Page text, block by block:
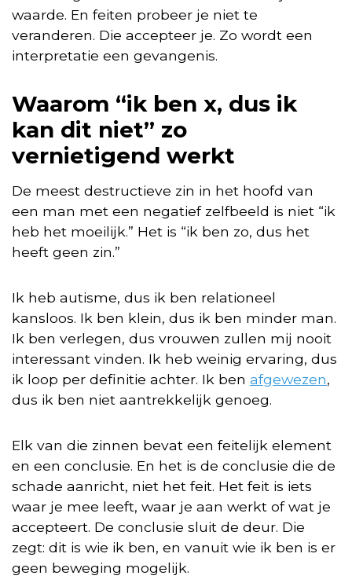
waarde. En feiten probeer je niet te
veranderen. Die accepteer je. Zo wordt een
interpretatie een gevangenis.
Waarom “ik ben x, dus ik
kan dit niet” zo
vernietigend werkt
De meest destructieve zin in het hoofd van
een man met een negatief zelfbeeld is niet “ik
heb het moeilijk.” Het is “ik ben zo, dus het
heeft geen zin.”
Ik heb autisme, dus ik ben relationeel
kansloos. Ik ben klein, dus ik ben minder man.
Ik ben verlegen, dus vrouwen zullen mij nooit
interessant vinden. Ik heb weinig ervaring, dus
ik loop per definitie achter. Ik ben afgewezen,
dus ik ben niet aantrekkelijk genoeg.
Elk van die zinnen bevat een feitelijk element
en een conclusie. En het is de conclusie die de
schade aanricht, niet het feit. Het feit is iets
waar je mee leeft, waar je aan werkt of wat je
accepteert. De conclusie sluit de deur. Die
zegt: dit is wie ik ben, en vanuit wie ik ben is er
geen beweging mogelijk.